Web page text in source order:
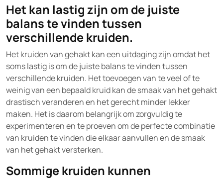
Het kan lastig zijn om de juiste
balans te vinden tussen
verschillende kruiden.
Het kruiden van gehakt kan een uitdaging zijn omdat het
soms lastig is om de juiste balans te vinden tussen
verschillende kruiden. Het toevoegen van te veel of te
weinig van een bepaald kruid kan de smaak van het gehakt
drastisch veranderen en het gerecht minder lekker
maken. Het is daarom belangrijk om zorgvuldig te
experimenteren en te proeven om de perfecte combinatie
van kruiden te vinden die elkaar aanvullen en de smaak
van het gehakt versterken.
Sommige kruiden kunnen